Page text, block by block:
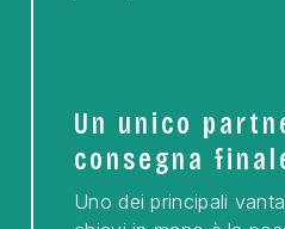
Un unico
consegna
Uno dei principali